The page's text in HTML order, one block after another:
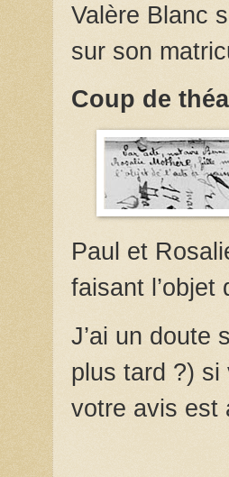
Valère Blanc
sur son
Coup de
Paul et
faisant l’objet
J’ai un doute
plus tard ?) si
votre avis est